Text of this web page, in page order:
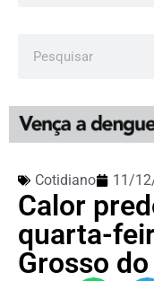
Cotidiano 11/
Calor
quarta-
Grosso